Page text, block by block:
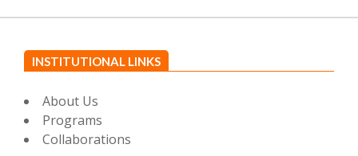
INSTITUTIONAL LINKS
About Us
Programs
Collaborations